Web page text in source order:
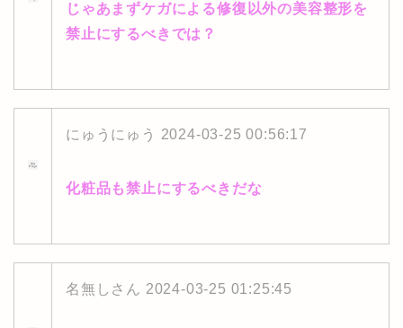
じゃあまずケガによる修復以外の美容整形を
禁止にするべきでは？
にゅうにゅう 2024-03-25 00:56:17
化粧品も禁止にするべきだな
名無しさん 2024-03-25 01:25:45